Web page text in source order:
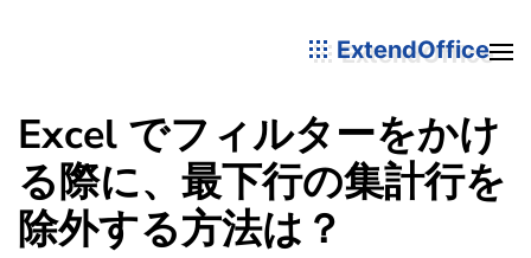
ExtendOffice
Excel でフィルターをかけ
る際に、最下行の集計行を
除外する方法は？